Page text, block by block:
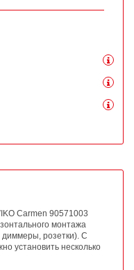
Carmen 90571003
монтажа
диммеры, розетки). С
установить несколько